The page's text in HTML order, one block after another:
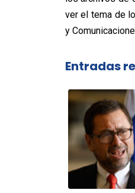
ver el tema de
y
Entradas